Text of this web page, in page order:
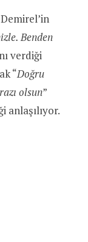
Benden
verdiği
“Doğru
olsun”
anlaşılıyor.